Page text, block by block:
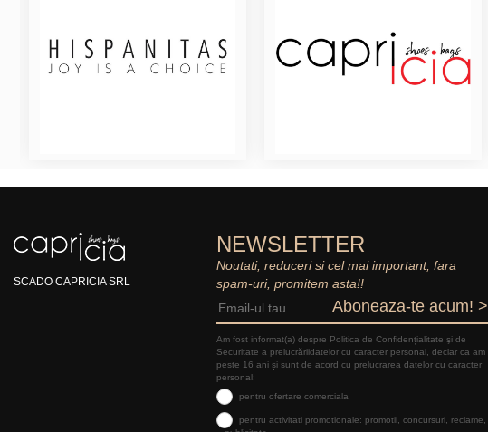
SCADO CAPRICIA SRL
NEWSLETTER
Noutati, reduceri si cel mai important, fara
spam-uri, promitem asta!!
Aboneaza-te acum! >
Am fost informat(a) despre Politica de Confidențialitate şi de
Securitate a prelucrăriidatelor cu caracter personal, declar ca am
peste 16 ani și sunt de acord cu prelucrarea datelor cu caracter
personal:
pentru ofertare comerciala
pentru activitati promotionale: promotii, concursuri, reclame,